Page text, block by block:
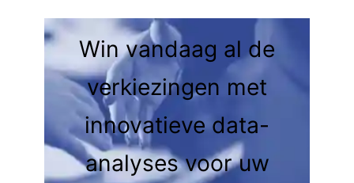
Win vandaag al de
verkiezingen met
innovatieve data-
analyses voor uw